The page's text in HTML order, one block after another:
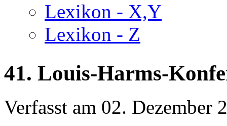
Lexikon - X,Y
Lexikon - Z
41. Louis-Harms-
Verfasst am 02. Dezember